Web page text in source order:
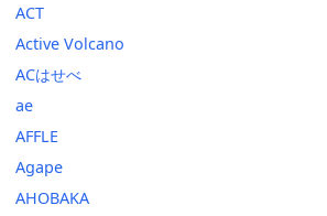
ACT
Active Volcano
ACはせべ
ae
AFFLE
Agape
AHOBAKA